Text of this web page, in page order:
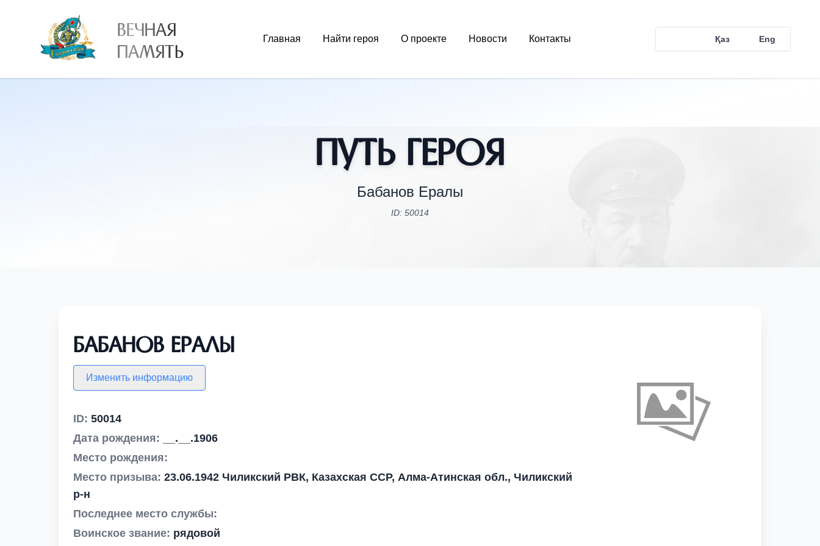
ВЕЧНАЯ
ПАМЯТЬ
Главная Найти героя О проекте Новости Контакты Қаз Eng
Путь Героя
Бабанов Ералы
ID: 50014
Бабанов Ералы
Изменить информацию
ID: 50014
Дата рождения:
__.__.1906
Место рождения:
Место призыва: 23.06.1942 Чиликский РВК, Казахская ССР, Алма-Атинская обл., Чиликский
р-н
Последнее место службы:
Воинское звание: рядовой